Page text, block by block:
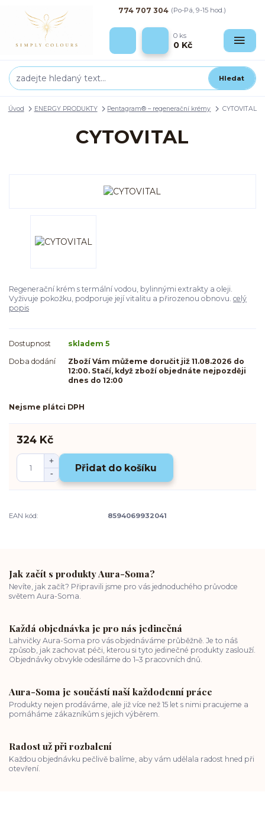
Hledat
774 707 304 (Po-Pá, 9-15 hod.)
0 ks
0 Kč
Úvod ENERGY PRODUKTY Pentagram® – regenerační krémy CYTOVITAL
CYTOVITAL
Regenerační krém s termální vodou, bylinnými extrakty a oleji.
Vyživuje pokožku, podporuje její vitalitu a přirozenou obnovu. celý
popis
Dostupnost
skladem 5
Doba dodání
Zboží Vám můžeme doručit již 11.08.2026 do
12:00. Stačí, když zboží objednáte nejpozději
dnes do 12:00
Nejsme plátci DPH
324 Kč
Přidat do košíku
EAN kód: 8594069932041
Jak začít s produkty Aura-Soma?
Nevíte, jak začít? Připravili jsme pro vás jednoduchého průvodce
světem Aura-Soma.
Každá objednávka je pro nás jedinečná
Lahvičky Aura-Soma pro vás objednáváme průběžně. Je to náš
způsob, jak zachovat péči, kterou si tyto jedinečné produkty zaslouží.
Objednávky obvykle odesíláme do 1–3 pracovních dnů.
Aura-Soma je součástí naší každodenní práce
Produkty nejen prodáváme, ale již více než 15 let s nimi pracujeme a
pomáháme zákazníkům s jejich výběrem.
Radost už při rozbalení
Každou objednávku pečlivě balíme, aby vám udělala radost hned při
otevření.